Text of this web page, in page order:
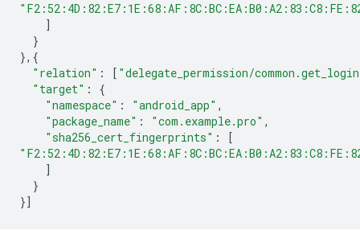
]
}
},{
"relation" : [ "delegate_permission/
"target" :
{
"namespace" : "android_app" ,
"package_name" : "com.example.pro" ,
"sha256_cert_fingerprints" :
[
]
}
}]